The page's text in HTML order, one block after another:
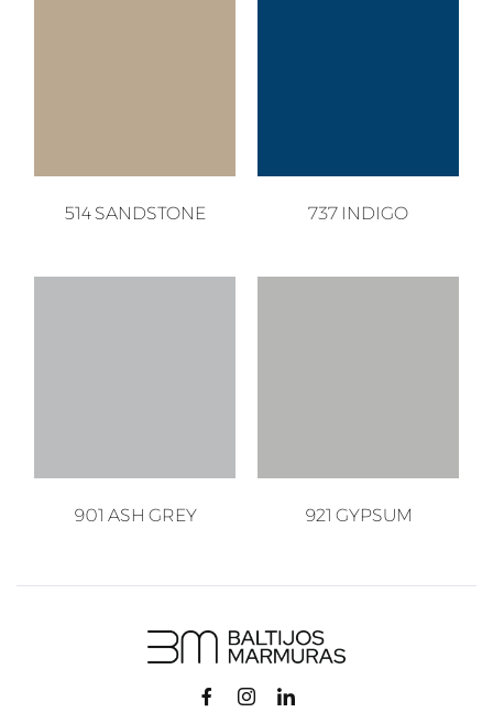
514 SANDSTONE 737 INDIGO
901 ASH GREY 921 GYPSUM